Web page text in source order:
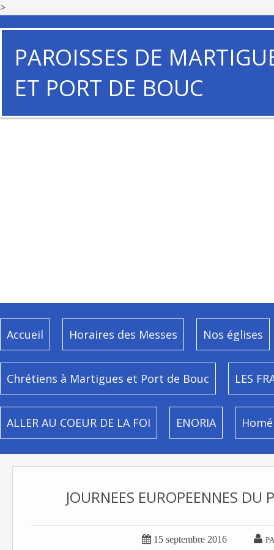
>
PAROISSES DE
ET PORT DE BOUC
Accueil Horaires des Messes Nos églises
Chrétiens à Martigues et Port de Bouc LES
ALLER AU COEUR DE LA FOI ENORIA
JOURNEES EUROPEENNES
 15 septembre 2016 